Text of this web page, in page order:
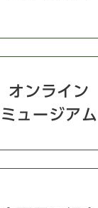
オンライン
ミュージアム